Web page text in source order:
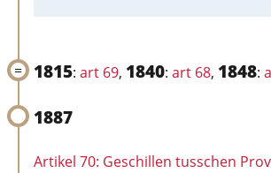
1815: art 69, 1840: art 68, 1848:
1887
Artikel 70: Geschillen tusschen